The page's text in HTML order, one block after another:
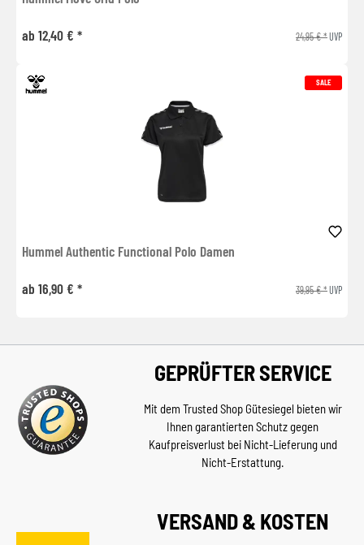
ab 12,40 € * 24,95 € *UVP
SALE
Hummel Authentic Functional Polo Damen
ab 16,90 € * 39,95 € *UVP
GEPRÜFTER SERVICE
Mit dem Trusted Shop Gütesiegel bieten wir
Ihnen garantierten Schutz gegen
Kaufpreisverlust bei Nicht-Lieferung und
Nicht-Erstattung.
VERSAND & KOSTEN